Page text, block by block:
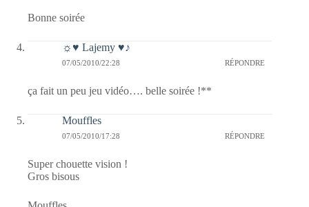
Bonne soirée
☼♥ Lajemy ♥♪
07/05/2010/22:28 RÉPONDRE
ça fait un peu jeu vidéo…. belle soirée !**
Mouffles
07/05/2010/17:28 RÉPONDRE
Super chouette vision !
Gros bisous